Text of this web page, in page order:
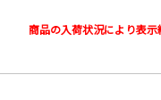
商品の入荷状況により表